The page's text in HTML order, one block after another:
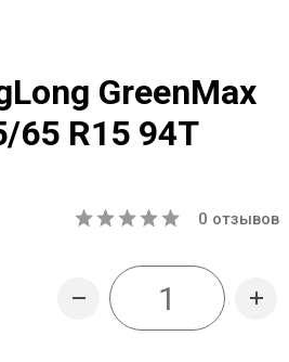
GreenMax
65 R15 94T
0 отзывов